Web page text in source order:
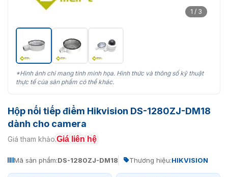
1 / 3
*Hình ảnh chỉ mang tính minh họa. Hình thức và thông số kỹ thuật
thực tế của sản phẩm có thể khác.
Hộp nối tiếp điểm Hikvision DS-1280ZJ-DM18
dành cho camera
Giá tham khảo:Giá liên hệ
Mã sản phẩm:DS-1280ZJ-DM18 Thương hiệu:HIKVISION